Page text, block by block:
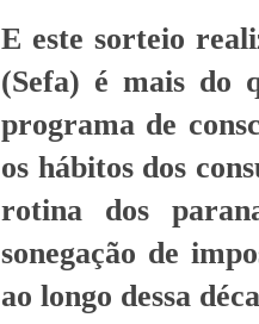
E este sorteio
(Sefa) é mais do
programa de
os hábitos dos
rotina dos
sonegação de
ao longo dessa